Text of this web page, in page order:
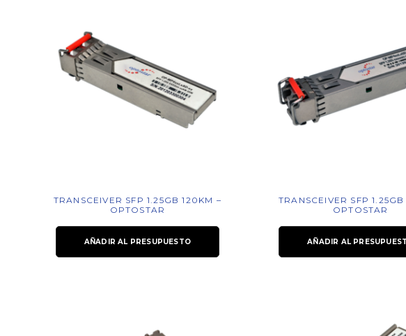
TRANSCEIVER SFP 1.25GB 120KM –
OPTOSTAR
AÑADIR AL PRESUPUESTO
TRANSCEIVER SFP
OPTOSTAR
AÑADIR AL